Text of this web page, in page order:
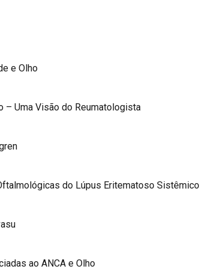
e Olho
– Uma Visão do Reumatologista
do Lúpus Eritematoso Sistêmico
ao ANCA e Olho